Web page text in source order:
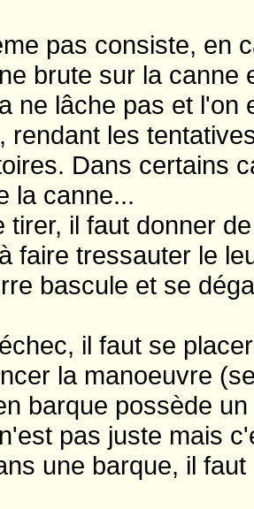
pas consiste, en
brute sur la canne
ne lâche pas et l'on
rendant les
Dans certains
la canne...
tirer, il faut donner
faire tressauter le
bascule et se
il faut se
la manoeuvre
barque possède
pas juste mais
une barque, il